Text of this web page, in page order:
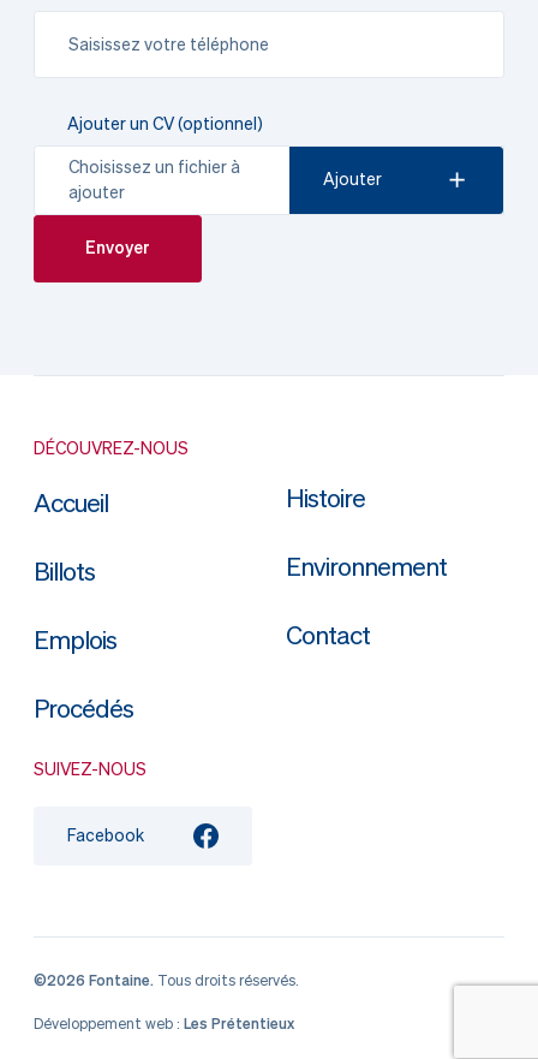
Ajouter un CV (optionnel)
Ajouter
Choisissez un fichier à
ajouter
DÉCOUVREZ-NOUS
Accueil
Billots
Emplois
Procédés
Histoire
Environnement
Contact
SUIVEZ-NOUS
Facebook
©2026 Fontaine. Tous droits réservés.
Développement web : Les Prétentieux